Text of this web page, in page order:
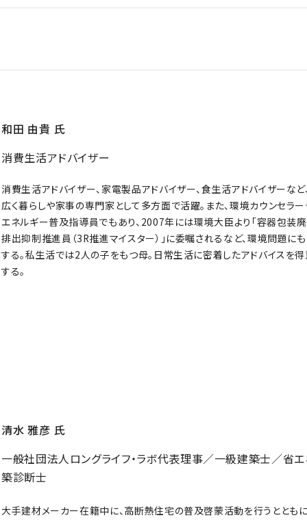
和田 由貴 氏
消費生活アドバイザー
消費生活アドバイザー、家電製品アドバイザー、食生活アドバイザーなど
広く暮らしや家事の専門家として多方面で活躍。また、環境カウンセラ
エネルギー普及指導員でもあり、2007年には環境大臣より「容器包装
排出抑制推進員（3R推進マイスター）」に委嘱されるなど、環境問題に
する。私生活では2人の子をもつ母。日常生活に密着したアドバイスを
する。
清水 雅彦 氏
一般社団法人ロングライフ・ラボ代表理事／一級建築士／省
築診断士
大手建材メーカー在籍中に、高断熱住宅の普及啓蒙活動を行うとともに